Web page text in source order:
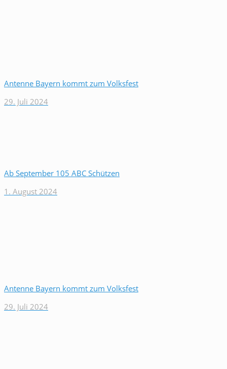
Antenne Bayern kommt zum Volksfest
29. Juli 2024
Ab September 105 ABC Schützen
1. August 2024
Antenne Bayern kommt zum Volksfest
29. Juli 2024